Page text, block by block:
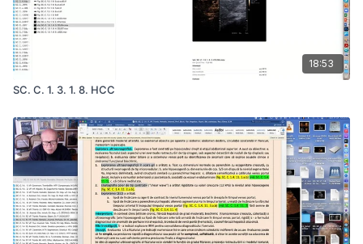
18:53
SC. C. 1. 3. 1. 8. HCC